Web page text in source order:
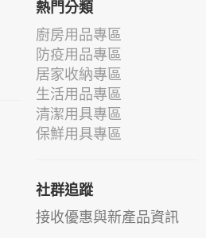
熱門分類
廚房用品專區
防疫用品專區
居家收納專區
生活用品專區
清潔用具專區
保鮮用具專區
社群追蹤
接收優惠與新產品資訊